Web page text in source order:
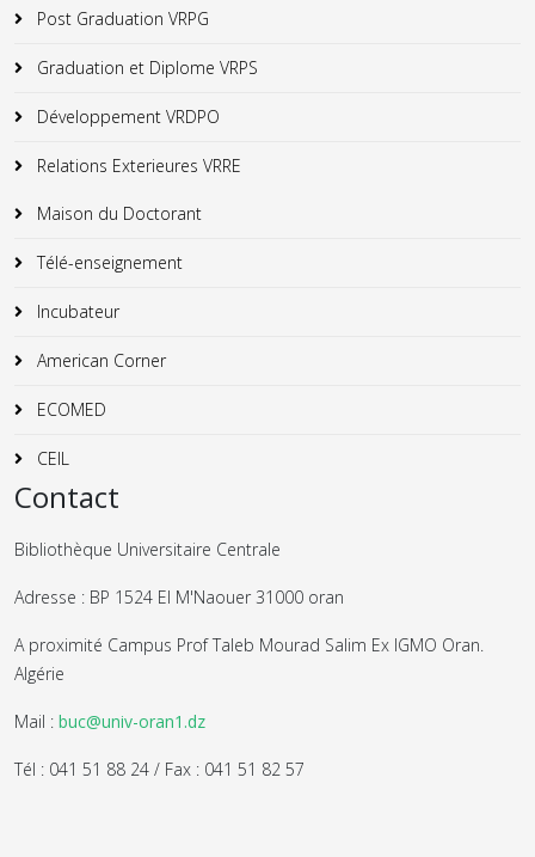
Post Graduation VRPG
Graduation et Diplome VRPS
Développement VRDPO
Relations Exterieures VRRE
Maison du Doctorant
Télé-enseignement
Incubateur
American Corner
ECOMED
CEIL
Contact
Bibliothèque Universitaire Centrale
Adresse : BP 1524 El M'Naouer 31000 oran
A proximité Campus Prof Taleb Mourad Salim Ex IGMO Oran.
Algérie
Mail : buc@univ-oran1.dz
Tél : 041 51 88 24 / Fax : 041 51 82 57